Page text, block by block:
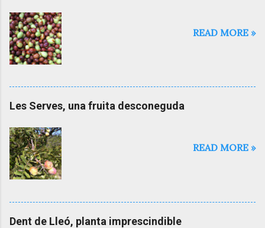
u
n
c
o
m
n
a
i
a
l
'
e
t
r
READ MORE »
Les Serves, una fruita desconeguda
READ MORE »
Dent de Lleó, planta imprescindible